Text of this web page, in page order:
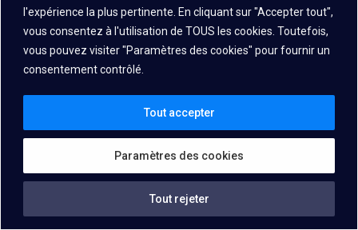
l'expérience la plus pertinente. En cliquant sur "Accepter tout",
vous consentez à l'utilisation de TOUS les cookies. Toutefois,
vous pouvez visiter "Paramètres des cookies" pour fournir un
consentement contrôlé.
Paramètres des cookies
Tout rejeter
Tout accepter
notamment ceux liés à la partialité et à
domaine médical,
patients et l’équité des traitements sont
essentielles. L’une des principales
d’intelligence artificielle (IA)